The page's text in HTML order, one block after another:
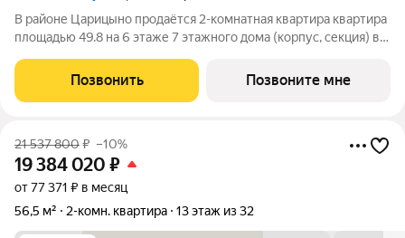
В районе Царицыно продаётся 2-комнатная квартира квартира
площадью 49.8 на 6 этаже 7 этажного дома (корпус, секция) в
17 минут пешком до станции метро «Кантемировская» и 20
минут до станции
Позвонить Позвоните мне
21 537 800₽ –10%
19 384 020 ₽
от 77 371 ₽ в месяц
56,5 м²
2-комн. квартира 13 этаж из 32